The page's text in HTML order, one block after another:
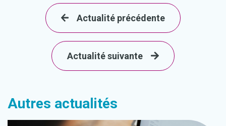
Actualité précédente
Actualité suivante
Autres actualités